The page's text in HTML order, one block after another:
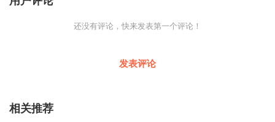
还没有评论，快来发表第一个评论！
发表评论
相关推荐